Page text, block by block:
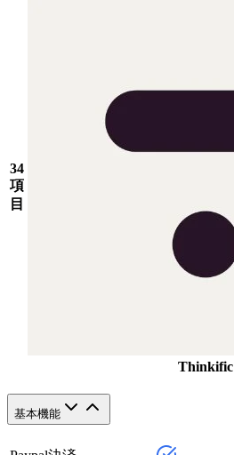
34
項
目
Thinkific
基本機能